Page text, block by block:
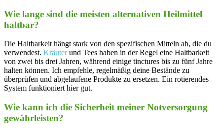
Wie⁤ lange sind die meisten alternativen Heilmittel
haltbar?
Die Haltbarkeit hängt stark von den spezifischen Mitteln ab, die du
verwendest. Kräuterund Tees haben ‍in der Regel eine Haltbarkeit
von zwei bis‌ drei ​Jahren, während einige tinctures bis zu ‍fünf Jahre
halten können. ‍Ich empfehle, regelmäßig deine Bestände zu
überprüfen und abgelaufene Produkte zu ersetzen. Ein rotierendes
System funktioniert hier gut.
Wie kann ich die Sicherheit ‍meiner Notversorgung
gewährleisten?